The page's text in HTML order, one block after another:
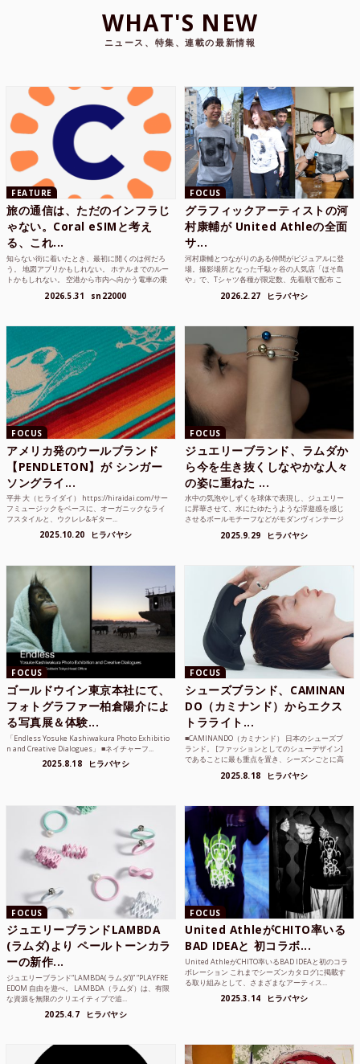
WHAT'S NEW
ニュース、特集、連載の最新情報
FEATURE
旅の通信は、ただのインフラじ
ゃない。Coral eSIMと考え
る、これ...
知らない街に着いたとき、最初に開くのは何だろ
う。 地図アプリかもしれない。 ホテルまでのルー
トかもしれない。 空港から市内へ向かう電車の乗
2026.5.31 sn22000
FOCUS
グラフィックアーティストの河
村康輔が United Athleの全面
サ...
河村康輔とつながりのある仲間がビジュアルに登
場。撮影場所となった千駄ヶ谷の人気店「ほそ島
や」で、Tシャツ各種が限定数、先着順で配布 こ
2026.2.27 ヒラバヤシ
FOCUS
アメリカ発のウールブランド
【PENDLETON】が シンガー
ソングライ...
平井 大（ヒライダイ） https://hiraidai.com/サー
フミュージックをベースに、オーガニックなライ
フスタイルと、ウクレレ&ギター...
2025.10.20 ヒラバヤシ
FOCUS
ジュエリーブランド、ラムダか
ら今を生き抜くしなやかな人々
の姿に重ねた ...
水中の気泡やしずくを球体で表現し、ジュエリー
に昇華させて、水にたゆたうような浮遊感を感じ
させるボールモチーフなどがモダンヴィンテージ
2025.9.29 ヒラバヤシ
FOCUS
ゴールドウイン東京本社にて、
フォトグラファー柏倉陽介によ
る写真展＆体験...
「Endless Yosuke Kashiwakura Photo Exhibitio
n and Creative Dialogues」 ■ネイチャーフ...
2025.8.18 ヒラバヤシ
FOCUS
シューズブランド、CAMINAN
DO（カミナンド）からエクス
トラライト...
■CAMINANDO（カミナンド） 日本のシューズブ
ランド。 [ファッションとしてのシューデザイン]
であることに最も重点を置き、シーズンごとに高
2025.8.18 ヒラバヤシ
FOCUS
ジュエリーブランドLAMBDA
(ラムダ)より ペールトーンカラ
ーの新作...
ジュエリーブランド“LAMBDA( ラムダ))” “PLAYFRE
EDOM 自由を遊べ。 LAMBDA（ラムダ）は、有限
な資源を無限のクリエイティブで追...
2025.4.7 ヒラバヤシ
FOCUS
United AthleがCHITO率いる
BAD IDEAと 初コラボ...
United AthleがCHITO率いるBAD IDEAと初のコラ
ボレーション これまでシーズンカタログに掲載す
る取り組みとして、さまざまなアーティス...
2025.3.14 ヒラバヤシ